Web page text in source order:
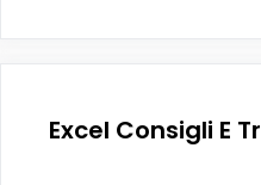
Excel Consigli E